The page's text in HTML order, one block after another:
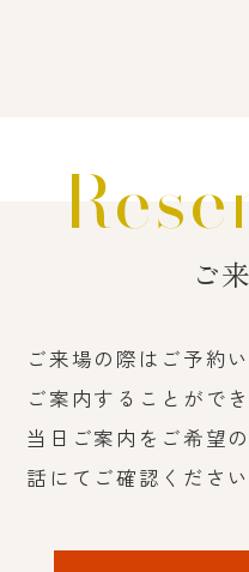
ご
ご来場の際はご予約
ご案内することができ
当日ご案内をご希望
話にてご確認ください